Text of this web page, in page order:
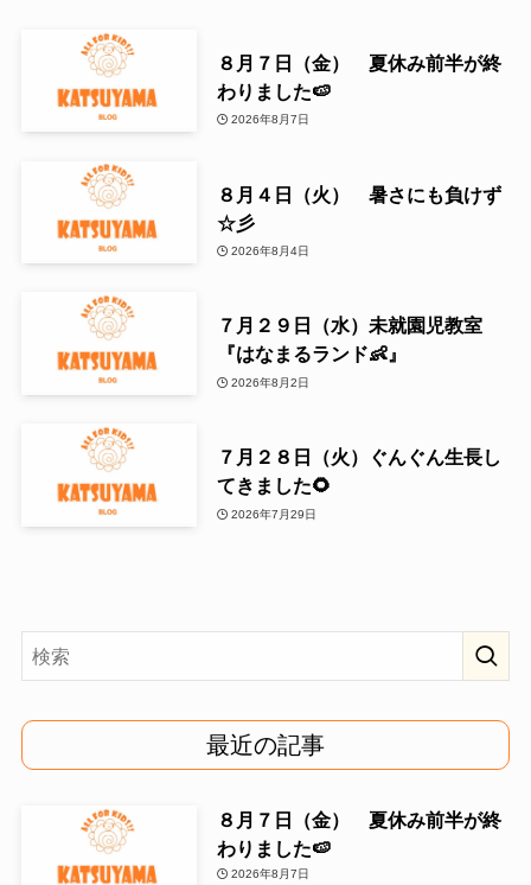
８月７日（金） 夏休み前半が終
わりました🍉
2026年8月7日
８月４日（火） 暑さにも負けず
☆彡
2026年8月4日
７月２９日（水）未就園児教室
『はなまるランド👶』
2026年8月2日
７月２８日（火）ぐんぐん生長し
てきました🌻
2026年7月29日
最近の記事
８月７日（金） 夏休み前半が終
わりました🍉
2026年8月7日